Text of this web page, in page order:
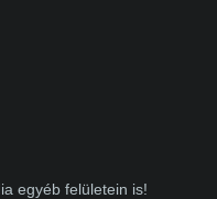
egyéb felületein is!